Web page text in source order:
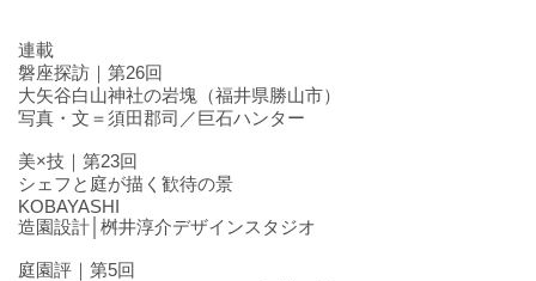
連載
磐座探訪｜第26回
大矢谷白山神社の岩塊（福井県勝山市）
写真・文＝須田郡司／巨石ハンター
美×技｜第23回
シェフと庭が描く歓待の景
KOBAYASHI
造園設計│桝井淳介デザインスタジオ
庭園評｜第5回